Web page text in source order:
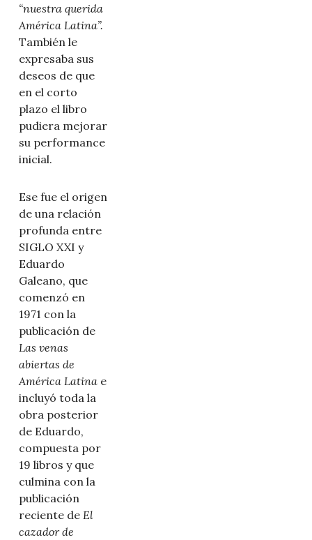
“nuestra querida
América Latina”.
También le
expresaba sus
deseos de que
en el corto
plazo el libro
pudiera mejorar
su performance
inicial.
Ese fue el origen
de una relación
profunda entre
SIGLO XXI y
Eduardo
Galeano, que
comenzó en
1971 con la
publicación de
Las venas
abiertas de
América Latina e
incluyó toda la
obra posterior
de Eduardo,
compuesta por
19 libros y que
culmina con la
publicación
reciente deEl
cazador de